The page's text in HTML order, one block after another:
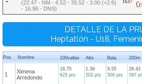
(22.47 - NM - 6.52 - 35.52 - 3.00 (+2.6)
- 16.96 - DNS)
1637
DETALLE DE LA
Heptatlón - U18,
Pos Nombre 100vallas Alto Bala 200m
1
Ximena
Arredondo
16.75
625 pts
1.39
502 pts
9.55
500 pts
28.43
597